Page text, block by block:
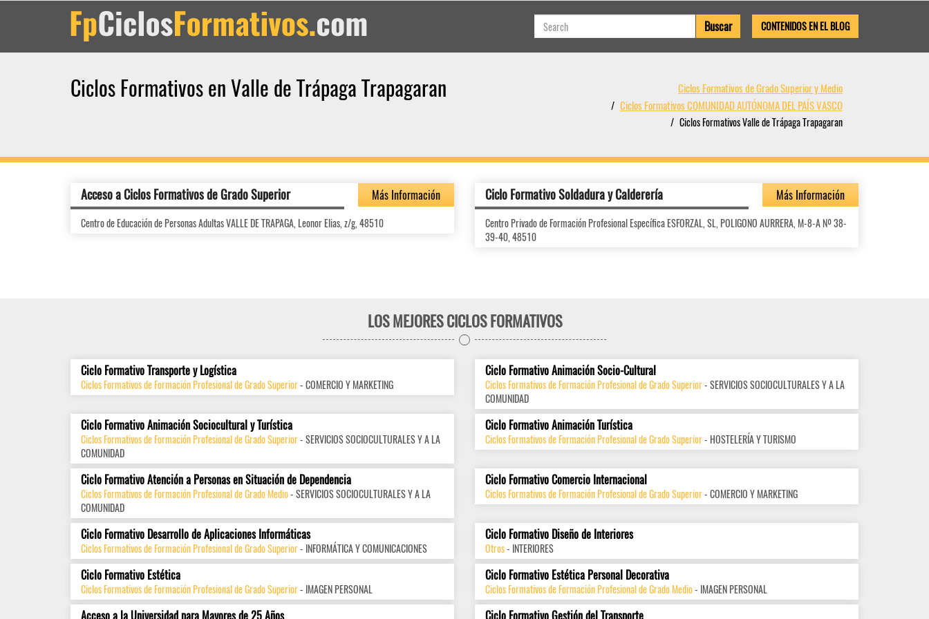
CONTENIDOS EN EL BLOG
Ciclos Formativos en Valle de Trápaga Trapagaran
Ciclos Formativos de Grado Superior y Medio
Ciclos Formativos COMUNIDAD AUTÓNOMA DEL PAÍS VASCO
Ciclos Formativos Valle de Trápaga Trapagaran
Acceso a Ciclos Formativos de Grado Superior Más Información
Centro de Educación de Personas Adultas VALLE DE TRAPAGA, Leonor Elias, z/g, 48510
Ciclo Formativo Soldadura y Calderería Más Información
Centro Privado de Formación Profesional Específica ESFORZAL, SL, POLIGONO AURRERA, M-8-A Nº 38-
39-40, 48510
LOS MEJORES CICLOS FORMATIVOS
Ciclo Formativo Transporte y Logística
Ciclos Formativos de Formación Profesional de Grado Superior- COMERCIO Y MARKETING
Ciclo Formativo Animación Socio-Cultural
Ciclos Formativos de Formación Profesional de Grado Superior- SERVICIOS SOCIOCULTURALES Y A LA
COMUNIDAD
Ciclo Formativo Animación Sociocultural y Turística
Ciclos Formativos de Formación Profesional de Grado Superior- SERVICIOS SOCIOCULTURALES Y A LA
COMUNIDAD
Ciclo Formativo Animación Turística
Ciclos Formativos de Formación Profesional de Grado Superior- HOSTELERÍA Y TURISMO
Ciclo Formativo Atención a Personas en Situación de Dependencia
Ciclos Formativos de Formación Profesional de Grado Medio- SERVICIOS SOCIOCULTURALES Y A LA
COMUNIDAD
Ciclo Formativo Comercio Internacional
Ciclos Formativos de Formación Profesional de Grado Superior- COMERCIO Y MARKETING
Ciclo Formativo Desarrollo de Aplicaciones Informáticas
Ciclos Formativos de Formación Profesional de Grado Superior- INFORMÁTICA Y COMUNICACIONES
Ciclo Formativo Diseño de Interiores
Otros- INTERIORES
Ciclo Formativo Estética
Ciclos Formativos de Formación Profesional de Grado Superior- IMAGEN PERSONAL
Ciclo Formativo Estética Personal Decorativa
Ciclos Formativos de Formación Profesional de Grado Medio- IMAGEN PERSONAL
Acceso a la Universidad para Mayores de 25 Años Ciclo Formativo Gestión del Transporte